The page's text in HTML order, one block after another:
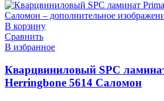
В корзину
Сравнить
В избранное
Кварцвиниловый SPC
Herringbone 5614 Саломон